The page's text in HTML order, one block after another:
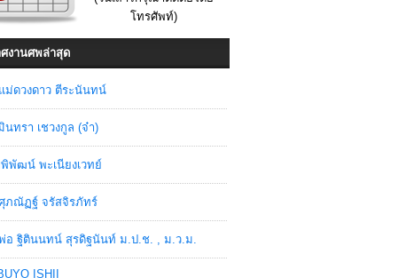
โทรศัพท์)
งานศพล่าสุด
ดวงดาว ตีระนันทน์
นทรา เชวงกูล (จ๋า)
พัฒน์ พะเนียงเวทย์
ภณัฏฐ์ จรัสจิรภัทร์
อ ฐิตินนทน์ สุรดิฐนันท์ ม.ป.ช. , ม.ว.ม.
ISHII